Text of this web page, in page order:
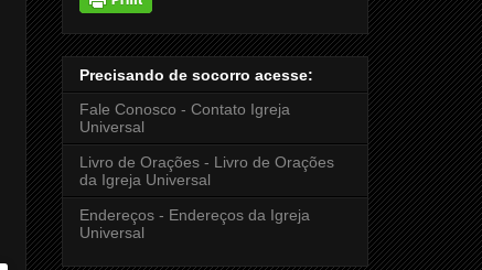
Precisando de socorro acesse:
Fale Conosco - Contato Igreja
Universal
Livro de Orações - Livro de Orações
da Igreja Universal
Endereços - Endereços da Igreja
Universal